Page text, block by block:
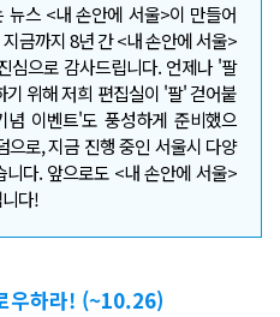
스 <내 손안에 서울>이 만들어
금까지 8년 간 <내 손안에 서울>
심으로 감사드립니다. 언제나 '팔
위해 저희 편집실이 '팔' 걷어붙
념 이벤트'도 풍성하게 준비했으
로, 지금 진행 중인 서울시 다양
다. 앞으로도 <내 손안에 서울>
다!
우하라! (~10.26)